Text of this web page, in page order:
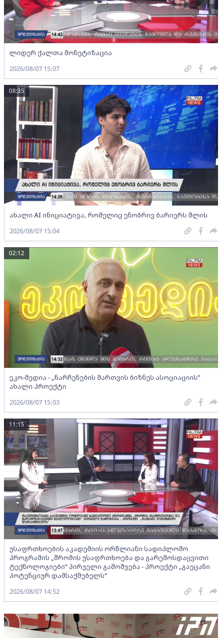
ლიდერ ქალთა მონეტიზაცია
2026/08/07 15:07
ახალი AI ინიციატივა, რომელიც ენობრივ ბარიერს შლის
08:35
2026/08/07 15:04
ეკო-მედია - „ნარჩენების მართვის ბიზნეს ასოციაციის”
ახალი პროექტი
02:12
2026/08/07 15:03
უსაფრთხოების აკადემიის ორწლიანი სადიპლომო
პროგრამის „შრომის უსაფრთხოება და გარემოსდაცვითი
ტექნოლოგიები“ პირველი გამოშვება - პროექტი „გაეცანი
პოტენციურ დამსაქმებელს“
11:15
2026/08/07 14:52